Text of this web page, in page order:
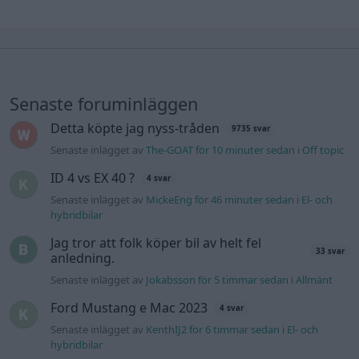
Senaste foruminläggen
Detta köpte jag nyss-tråden 9735 svar
Senaste inlägget avThe-GOAT för 10 minuter sedan i Off topic
ID 4 vs EX 40 ? 4 svar
Senaste inlägget av MickeEng för 46 minuter sedan i El- och
hybridbilar
Jag tror att folk köper bil av helt fel
anledning.
33 svar
Senaste inlägget av Jokabsson för 5 timmar sedan iAllmänt
Ford Mustang e Mac 2023 4 svar
Senaste inlägget av KenthIJ2 för 6 timmar sedan i El- och
hybridbilar